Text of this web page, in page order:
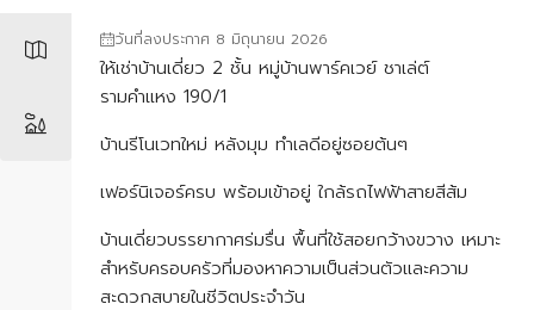
วันที่ลงประกาศ 8 มิถุนายน 2026
ให้เช่าบ้านเดี่ยว 2 ชั้น หมู่บ้านพาร์คเวย์ ชาเล่ต์
รามคำแหง 190/1
บ้านรีโนเวทใหม่ หลังมุม ทำเลดีอยู่ซอยต้นๆ
เฟอร์นิเจอร์ครบ พร้อมเข้าอยู่ ใกล้รถไฟฟ้าสายสีส้ม
บ้านเดี่ยวบรรยากาศร่มรื่น พื้นที่ใช้สอยกว้างขวาง เหมาะ
สำหรับครอบครัวที่มองหาความเป็นส่วนตัวและความ
สะดวกสบายในชีวิตประจำวัน